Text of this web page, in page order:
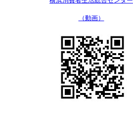
（動画）